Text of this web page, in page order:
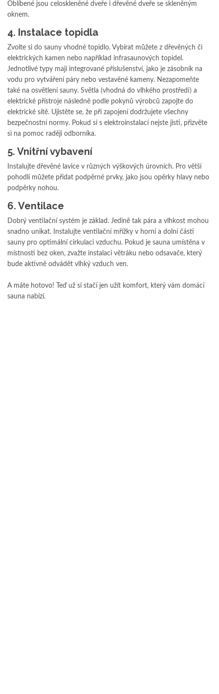
Oblíbené jsou celoskleněné dveře i dřevěné dveře se skleněným
oknem.
4. Instalace topidla
Zvolte si do sauny vhodné topidlo. Vybírat můžete z dřevěných či
elektrických kamen nebo například infrasaunových topidel.
Jednotlivé typy mají integrované příslušenství, jako je zásobník na
vodu pro vytváření páry nebo vestavěné kameny. Nezapomeňte
také na osvětlení sauny. Světla (vhodná do vlhkého prostředí) a
elektrické přístroje následně podle pokynů výrobců zapojte do
elektrické sítě. Ujistěte se, že při zapojení dodržujete všechny
bezpečnostní normy. Pokud si s elektroinstalací nejste jisti, přizvěte
si na pomoc raději odborníka.
5. Vnitřní vybavení
Instalujte dřevěné lavice v různých výškových úrovních. Pro větší
pohodlí můžete přidat podpěrné prvky, jako jsou opěrky hlavy nebo
podpěrky nohou.
6. Ventilace
Dobrý ventilační systém je základ. Jedině tak pára a vlhkost mohou
snadno unikat. Instalujte ventilační mřížky v horní a dolní části
sauny pro optimální cirkulaci vzduchu. Pokud je sauna umístěna v
místnosti bez oken, zvažte instalaci větráku nebo odsavače, který
bude aktivně odvádět vlhký vzduch ven.
A máte hotovo! Teď už si stačí jen užít komfort, který vám domácí
sauna nabízí.